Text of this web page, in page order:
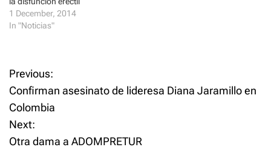
1 December, 2014
In "Noticias"
P
o
s
Previous:
Confirman asesinato de lideresa Diana Jaramillo en
Colombia
Next:
Otra dama a ADOMPRETUR